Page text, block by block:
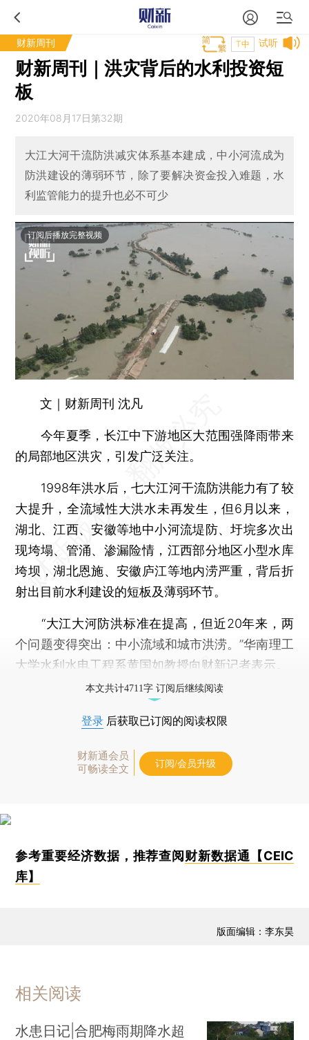
财新周刊 试听
T中
财新周刊｜洪灾背后的水利投资短
板
2020年08月17日第32期
大江大河干流防洪减灾体系基本建成，中小河流成为
防洪建设的薄弱环节，除了要解决资金投入难题，水
利监管能力的提升也必不可少
订阅后播放完整视频
文｜财新周刊 沈凡
今年夏季，长江中下游地区大范围强降雨带来
的局部地区洪灾，引发广泛关注。
1998年洪水后，七大江河干流防洪能力有了较
大提升，全流域性大洪水未再发生，但6月以来，
湖北、江西、安徽等地中小河流堤防、圩垸多次出
现垮塌、管涌、渗漏险情，江西部分地区小型水库
垮坝，湖北恩施、安徽庐江等地内涝严重，背后折
射出目前水利建设的短板及薄弱环节。
“大江大河防洪标准在提高，但近20年来，两
个问题变得突出：中小流域和城市洪涝。”华南理工
大学水利水电工程系黄国如教授向财新记者表示。
本文共计4711字 订阅后继续阅读
登录 后获取已订阅的阅读权限
财新通会员
可畅读全文
订阅/会员升级
参考重要经济数据，推荐查阅 财新数据通【CEIC
库】
版面编辑：李东昊
相关阅读
水患日记|合肥梅雨期降水超